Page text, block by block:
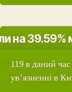
на 39.59%
119 в даний
ув’язненні в